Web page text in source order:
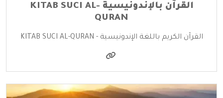
القرآن بالإندونيسية KITAB SUCI AL-
QURAN
القرآن الكريم باللغة الإندونيسية - KITAB SUCI AL-QURAN